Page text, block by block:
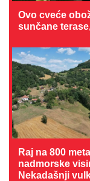
Ovo cveće
sunčane
Raj na 800
nadmorske
Nekadašnji